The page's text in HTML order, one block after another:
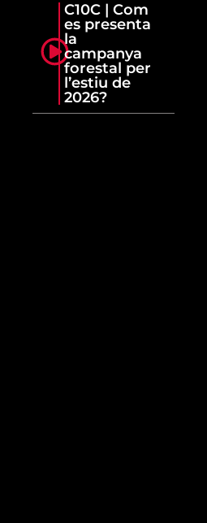
C10C | Com
es presenta
la
campanya
forestal per
l’estiu de
2026?